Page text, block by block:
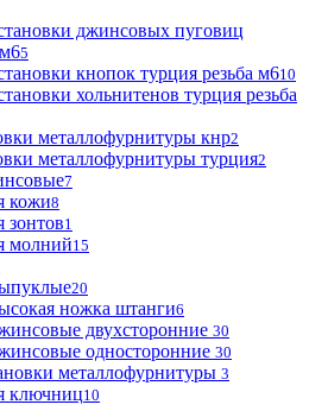
джинсовых пуговиц
5
кнопок турция резьба м610
хольнитенов турция резьба
металлофурнитуры кнр2
металлофурнитуры турция2
7
кожи8
зонтов1
молний15
20
ножка штанги6
двухсторонние 30
односторонние 30
металлофурнитуры 3
ключниц10